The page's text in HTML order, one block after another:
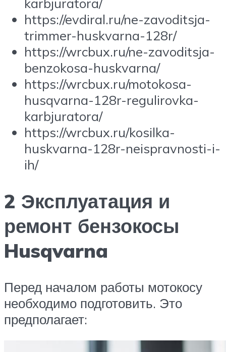
karbjuratora/
https://evdiral.ru/ne-zavoditsja-
trimmer-huskvarna-128r/
https://wrcbux.ru/ne-zavoditsja-
benzokosa-huskvarna/
https://wrcbux.ru/motokosa-
husqvarna-128r-regulirovka-
karbjuratora/
https://wrcbux.ru/kosilka-
huskvarna-128r-neispravnosti-i-
ih/
2 Эксплуатация и
ремонт бензокосы
Husqvarna
Перед началом работы мотокосу
необходимо подготовить. Это
предполагает: